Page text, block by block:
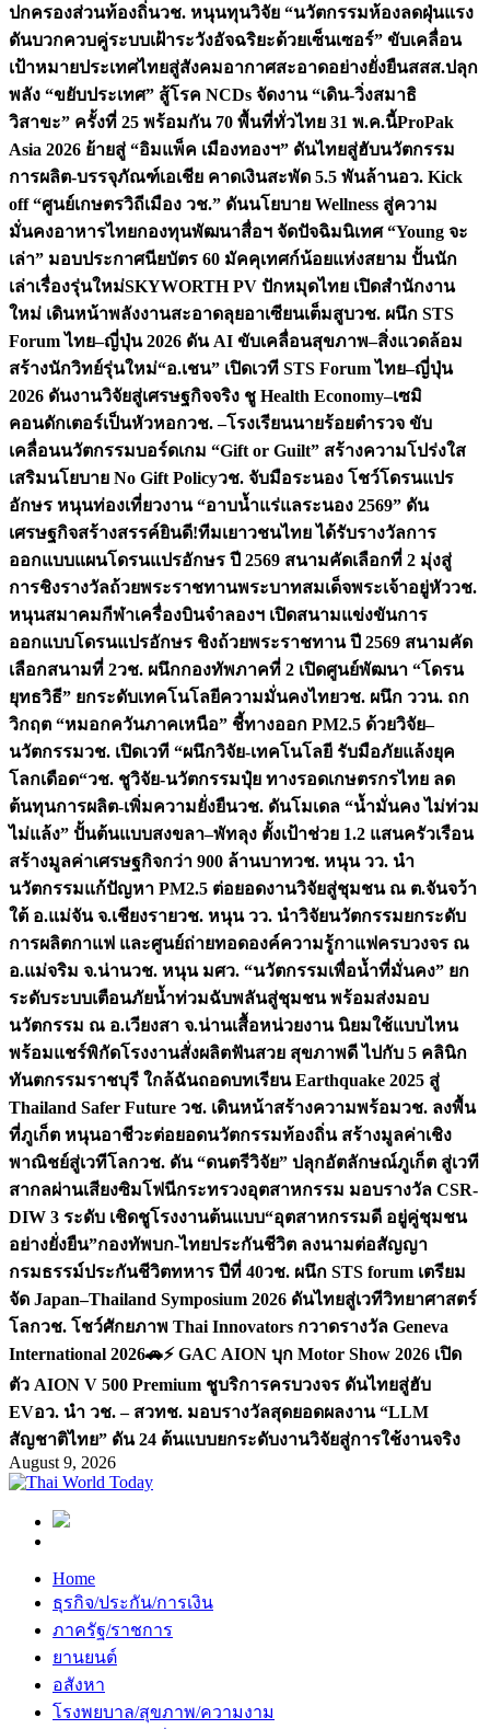
ปกครองส่วนท้องถิ่นวช. หนุนทุนวิจัย “นวัตกรรมห้องลดฝุ่นแรง
ดันบวกควบคู่ระบบเฝ้าระวังอัจฉริยะด้วยเซ็นเซอร์” ขับเคลื่อน
เป้าหมายประเทศไทยสู่สังคมอากาศสะอาดอย่างยั่งยืนสสส.ปลุก
พลัง “ขยับประเทศ” สู้โรค NCDs จัดงาน “เดิน-วิ่งสมาธิ
วิสาขะ” ครั้งที่ 25 พร้อมกัน 70 พื้นที่ทั่วไทย 31 พ.ค.นี้ProPak
Asia 2026 ย้ายสู่ “อิมแพ็ค เมืองทองฯ” ดันไทยสู่ฮับนวัตกรรม
การผลิต-บรรจุภัณฑ์เอเชีย คาดเงินสะพัด 5.5 พันล้านอว. Kick
off “ศูนย์เกษตรวิถีเมือง วช.” ดันนโยบาย Wellness สู่ความ
มั่นคงอาหารไทยกองทุนพัฒนาสื่อฯ จัดปัจฉิมนิเทศ “Young จะ
เล่า” มอบประกาศนียบัตร 60 มัคคุเทศก์น้อยแห่งสยาม ปั้นนัก
เล่าเรื่องรุ่นใหม่SKYWORTH PV ปักหมุดไทย เปิดสำนักงาน
ใหม่ เดินหน้าพลังงานสะอาดลุยอาเซียนเต็มสูบวช. ผนึก STS
Forum ไทย–ญี่ปุ่น 2026 ดัน AI ขับเคลื่อนสุขภาพ–สิ่งแวดล้อม
สร้างนักวิทย์รุ่นใหม่“อ.เชน” เปิดเวที STS Forum ไทย–ญี่ปุ่น
2026 ดันงานวิจัยสู่เศรษฐกิจจริง ชู Health Economy–เซมิ
คอนดักเตอร์เป็นหัวหอกวช. –โรงเรียนนายร้อยตำรวจ ขับ
เคลื่อนนวัตกรรมบอร์ดเกม “Gift or Guilt” สร้างความโปร่งใส
เสริมนโยบาย No Gift Policyวช. จับมือระนอง โชว์โดรนแปร
อักษร หนุนท่องเที่ยวงาน “อาบน้ำแร่แลระนอง 2569” ดัน
เศรษฐกิจสร้างสรรค์ยินดี!ทีมเยาวชนไทย ได้รับรางวัลการ
ออกแบบแผนโดรนแปรอักษร ปี 2569 สนามคัดเลือกที่ 2 มุ่งสู่
การชิงรางวัลถ้วยพระราชทานพระบาทสมเด็จพระเจ้าอยู่หัววช.
หนุนสมาคมกีฬาเครื่องบินจำลองฯ เปิดสนามแข่งขันการ
ออกแบบโดรนแปรอักษร ชิงถ้วยพระราชทาน ปี 2569 สนามคัด
เลือกสนามที่ 2วช. ผนึกกองทัพภาคที่ 2 เปิดศูนย์พัฒนา “โดรน
ยุทธวิธี” ยกระดับเทคโนโลยีความมั่นคงไทยวช. ผนึก ววน. ถก
วิกฤต “หมอกควันภาคเหนือ” ชี้ทางออก PM2.5 ด้วยวิจัย–
นวัตกรรมวช. เปิดเวที “ผนึกวิจัย-เทคโนโลยี รับมือภัยแล้งยุค
โลกเดือด“วช. ชูวิจัย-นวัตกรรมปุ๋ย ทางรอดเกษตรกรไทย ลด
ต้นทุนการผลิต-เพิ่มความยั่งยืนวช. ดันโมเดล “น้ำมั่นคง ไม่ท่วม
ไม่แล้ง” ปั้นต้นแบบสงขลา–พัทลุง ตั้งเป้าช่วย 1.2 แสนครัวเรือน
สร้างมูลค่าเศรษฐกิจกว่า 900 ล้านบาทวช. หนุน วว. นำ
นวัตกรรมแก้ปัญหา PM2.5 ต่อยอดงานวิจัยสู่ชุมชน ณ ต.จันจว้า
ใต้ อ.แม่จัน จ.เชียงรายวช. หนุน วว. นำวิจัยนวัตกรรมยกระดับ
การผลิตกาแฟ และศูนย์ถ่ายทอดองค์ความรู้กาแฟครบวงจร ณ
อ.แม่จริม จ.น่านวช. หนุน มศว. “นวัตกรรมเพื่อน้ำที่มั่นคง” ยก
ระดับระบบเตือนภัยน้ำท่วมฉับพลันสู่ชุมชน พร้อมส่งมอบ
นวัตกรรม ณ อ.เวียงสา จ.น่านเสื้อหน่วยงาน นิยมใช้แบบไหน
พร้อมแชร์พิกัดโรงงานสั่งผลิตฟันสวย สุขภาพดี ไปกับ 5 คลินิก
ทันตกรรมราชบุรี ใกล้ฉันถอดบทเรียน Earthquake 2025 สู่
Thailand Safer Future วช. เดินหน้าสร้างความพร้อมวช. ลงพื้น
ที่ภูเก็ต หนุนอาชีวะต่อยอดนวัตกรรมท้องถิ่น สร้างมูลค่าเชิง
พาณิชย์สู่เวทีโลกวช. ดัน “ดนตรีวิจัย” ปลุกอัตลักษณ์ภูเก็ต สู่เวที
สากลผ่านเสียงซิมโฟนีกระทรวงอุตสาหกรรม มอบรางวัล CSR-
DIW 3 ระดับ เชิดชูโรงงานต้นแบบ“อุตสาหกรรมดี อยู่คู่ชุมชน
อย่างยั่งยืน”กองทัพบก-ไทยประกันชีวิต ลงนามต่อสัญญา
กรมธรรม์ประกันชีวิตทหาร ปีที่ 40วช. ผนึก STS forum เตรียม
จัด Japan–Thailand Symposium 2026 ดันไทยสู่เวทีวิทยาศาสตร์
โลกวช. โชว์ศักยภาพ Thai Innovators กวาดรางวัล Geneva
International 2026🚗⚡️ GAC AION บุก Motor Show 2026 เปิด
ตัว AION V 500 Premium ชูบริการครบวงจร ดันไทยสู่ฮับ
EVอว. นำ วช. – สวทช. มอบรางวัลสุดยอดผลงาน “LLM
สัญชาติไทย” ดัน 24 ต้นแบบยกระดับงานวิจัยสู่การใช้งานจริง
August 9, 2026
Home
ธุรกิจ/ประกัน/การเงิน
ภาครัฐ/ราชการ
ยานยนต์
อสังหา
โรงพยบาล/สุขภาพ/ความงาม